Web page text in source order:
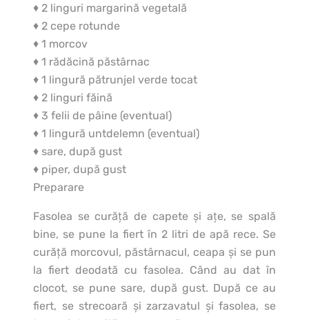
♦ 2 linguri margarină vegetală
♦ 2 cepe rotunde
♦ 1 morcov
♦ 1 rădăcină păstârnac
♦ 1 lingură pătrunjel verde tocat
♦ 2 linguri făină
♦ 3 felii de pâine (eventual)
♦ 1 lingură untdelemn (eventual)
♦ sare, după gust
♦ piper, după gust
Preparare
Fasolea se curăţă de capete şi aţe, se spală
bine, se pune la fiert în 2 litri de apă rece. Se
curăţă morcovul, păstârnacul, ceapa şi se pun
la fiert deodată cu fasolea. Când au dat în
clocot, se pune sare, după gust. După ce au
fiert, se strecoară şi zarzavatul şi fasolea, se